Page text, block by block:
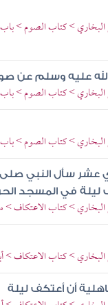
> كتاب الصوم > باب
عليه وسلم عن
> كتاب الصوم > باب
> كتاب الصوم > باب
عشر سأل النبي
ليلة في المسجد
> كتاب الاعتكاف >
> كتاب الاعتكاف >
أن أعتكف ليلة